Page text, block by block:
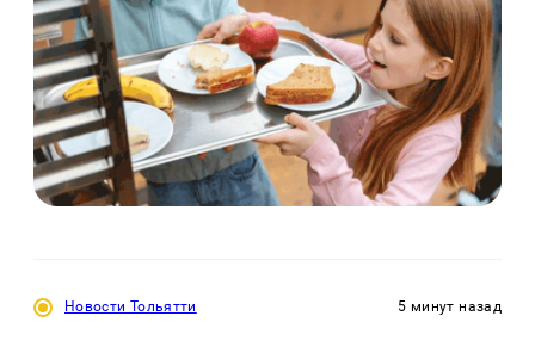
Новости Тольятти 5 минут назад